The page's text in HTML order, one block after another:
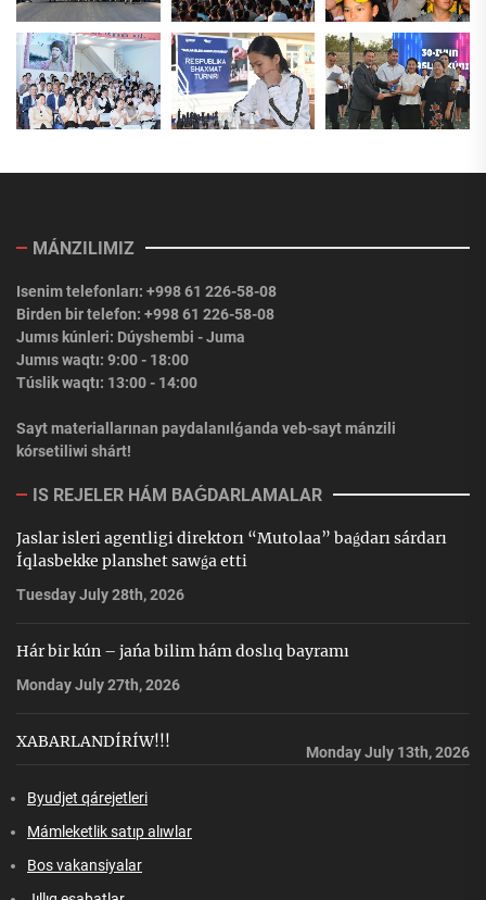
MÁNZILIMIZ
Isenim telefonları: +998 61 226-58-08
Birden bir telefon: +998 61 226-58-08
Jumıs kúnleri: Dúyshembi - Juma
Jumıs waqtı: 9:00 - 18:00
Túslik waqtı: 13:00 - 14:00
Sayt materiallarınan paydalanılǵanda veb-sayt mánzili
kórsetiliwi shárt!
IS REJELER HÁM BAǴDARLAMALAR
Jaslar isleri agentligi direktorı “Mutolaa” baǵdarı sárdarı
Íqlasbekke planshet sawǵa etti
Tuesday July 28th, 2026
Hár bir kún – jańa bilim hám doslıq bayramı
Monday July 27th, 2026
XABARLANDÍRÍW!!!
Monday July 13th, 2026
Byudjet qárejetleri
Mámleketlik satıp alıwlar
Bos vakansiyalar